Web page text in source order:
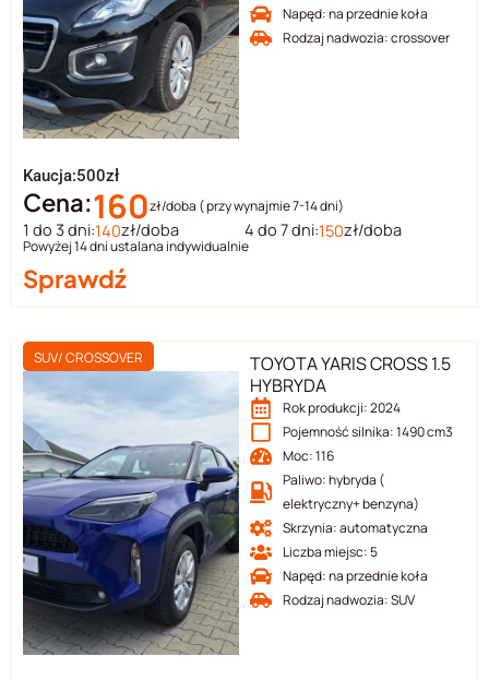
Napęd: na przednie koła
Rodzaj nadwozia: crossover
Kaucja:500zł
Cena:160zł/doba ( przy wynajmie 7-14 dni)
1 do 3 dni:140zł/doba 4 do 7 dni:150zł/doba
Powyżej 14 dni ustalana indywidualnie
Sprawdź
SUV/ CROSSOVER
TOYOTA YARIS CROSS 1.5
HYBRYDA
Rok produkcji: 2024
Pojemność silnika: 1490 cm3
Moc: 116
Paliwo: hybryda (
elektryczny+ benzyna)
Skrzynia: automatyczna
Liczba miejsc: 5
Napęd: na przednie koła
Rodzaj nadwozia: SUV